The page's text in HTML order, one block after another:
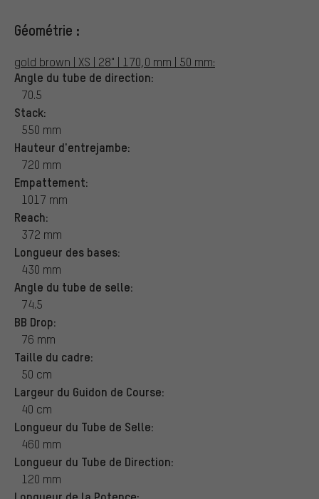
Géométrie :
gold brown | XS | 28" | 170,0 mm | 50 mm:
Angle du tube de direction:
70.5
Stack:
550 mm
Hauteur d'entrejambe:
720 mm
Empattement:
1017 mm
Reach:
372 mm
Longueur des bases:
430 mm
Angle du tube de selle:
74.5
BB Drop:
76 mm
Taille du cadre:
50 cm
Largeur du Guidon de Course:
40 cm
Longueur du Tube de Selle:
460 mm
Longueur du Tube de Direction:
120 mm